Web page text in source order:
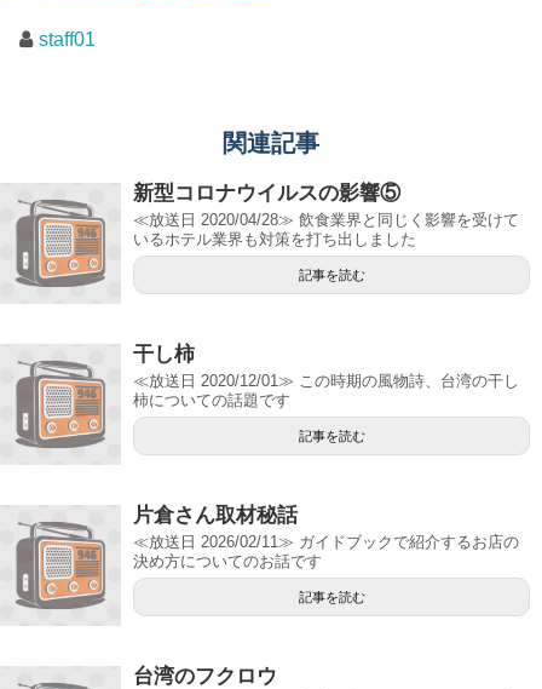
staff01
関連記事
新型コロナウイルスの影響⑤
≪放送日 2020/04/28≫ 飲食業界と同じく影響を受けて
いるホテル業界も対策を打ち出しました
記事を読む
干し柿
≪放送日 2020/12/01≫ この時期の風物詩、台湾の干し
柿についての話題です
記事を読む
片倉さん取材秘話
≪放送日 2026/02/11≫ ガイドブックで紹介するお店の
決め方についてのお話です
記事を読む
台湾のフクロウ